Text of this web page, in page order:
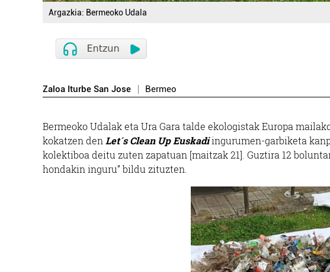
Argazkia: Bermeoko Udala
Zaloa Iturbe San Jose Bermeo
Bermeoko Udalak eta Ura Gara talde ekologistak Europa
kokatzen den Let´s Clean Up Euskadiingurumen-garbiketa
kolektiboa deitu zuten zapatuan [maitzak 21]. Guztira 12
hondakin inguru” bildu zituzten.